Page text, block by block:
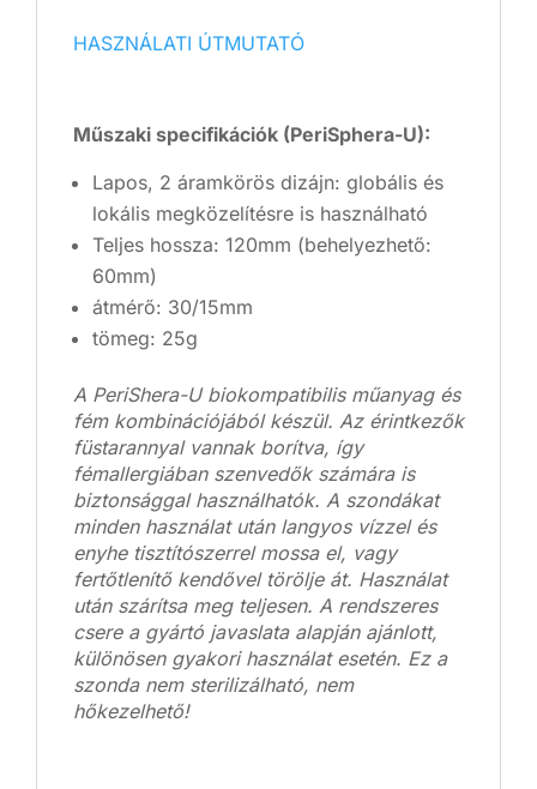
HASZNÁLATI ÚTMUTATÓ
Műszaki specifikációk (PeriSphera-U):
Lapos, 2 áramkörös dizájn: globális és
lokális megközelítésre is használható
Teljes hossza: 120mm (behelyezhető:
60mm)
átmérő: 30/15mm
tömeg: 25g
A PeriShera-U biokompatibilis műanyag és
fém kombinációjából készül. Az érintkezők
füstarannyal vannak borítva, így
fémallergiában szenvedők számára is
biztonsággal használhatók. A szondákat
minden használat után langyos vízzel és
enyhe tisztítószerrel mossa el, vagy
fertőtlenítő kendővel törölje át. Használat
után szárítsa meg teljesen. A rendszeres
csere a gyártó javaslata alapján ajánlott,
különösen gyakori használat esetén. Ez a
szonda nem sterilizálható, nem
hőkezelhető!